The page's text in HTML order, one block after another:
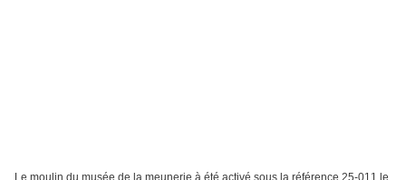
Le moulin du musée de la meunerie à été activé sous la référence 25-011 le